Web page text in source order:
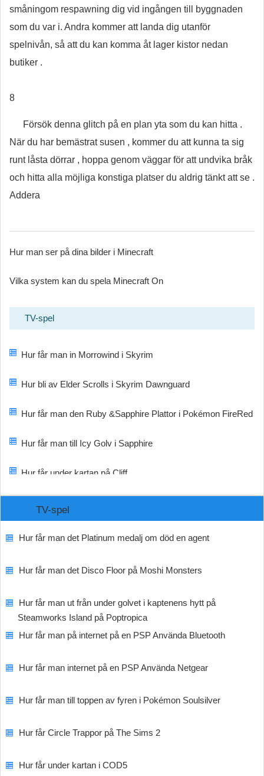
småningom respawning dig vid ingången till byggnaden
som du var i. Andra kommer att landa dig utanför
spelnivån, så att du kan komma åt lager kistor nedan
butiker .
8
Försök denna glitch på en plan yta som du kan hitta .
När du har bemästrat susen , kommer du att kunna ta sig
runt låsta dörrar , hoppa genom väggar för att undvika bråk
och hitta alla möjliga konstiga platser du aldrig tänkt att se .
Addera
Hur man ser på dina bilder i Minecraft
Vilka system kan du spela Minecraft On
TV-spel
Hur får man in Morrowind i Skyrim
Hur bli av Elder Scrolls i Skyrim Dawnguard
Hur får man den Ruby &Sapphire Plattor i Pokémon FireRed
Hur får man till Icy Golv i Sapphire
Hur får under kartan på Cliff
TV-spel
Hur får man det Platinum medalj om död en agent
Hur får man det Disco Floor på Moshi Monsters
Hur får man ut från under golvet i kaptenens hytt på
Steamworks Island på Poptropica
Hur får man på internet på en PSP Använda Bluetooth
Hur får man internet på en PSP Använda Netgear
Hur får man till toppen av fyren i Pokémon Soulsilver
Hur får Circle Trappor på The Sims 2
Hur får under kartan i COD5